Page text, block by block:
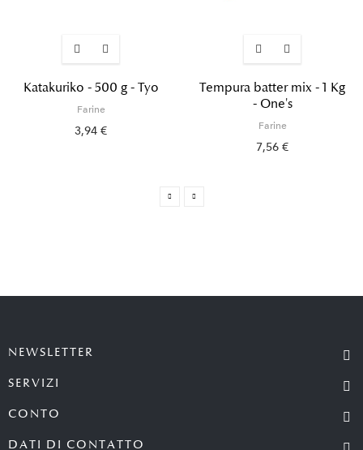
Katakuriko - 500 g - Tyo
Farine
3,94 €
Tempura batter mix - 1 Kg
- One's
Farine
7,56 €
NEWSLETTER
SERVIZI
CONTO
DATI DI CONTATTO